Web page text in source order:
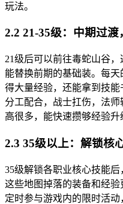
玩法。
2.2 21-35级：中期过
21级后可以前往毒蛇山谷
能替换前期的基础装。每
得大量经验，还能拿到技能
分工配合，战士扛伤，法
高很多，能快速攒够经验升
2.3 35级以上：解锁核
35级解锁各职业核心技能后
这些地图掉落的装备和经
定时参与游戏内的限时活